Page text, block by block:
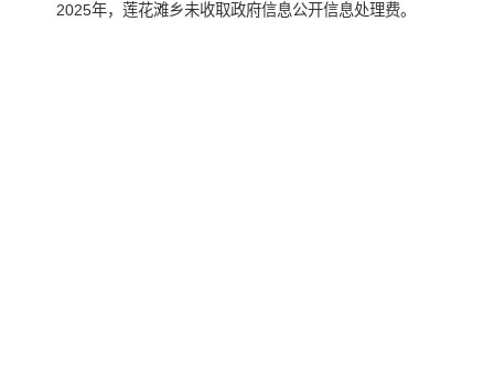
2025年，莲花滩乡未收取政府信息公开信息处理费。